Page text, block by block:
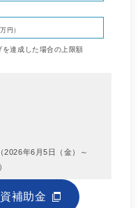
円）
を達成した場合の上限額
（2026年6月5日（金）～
補助金